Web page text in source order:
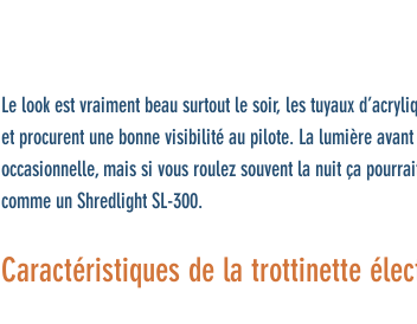
Le look est vraiment beau surtout le soir, les tuyaux
et procurent une bonne visibilité au pilote. La lumière
occasionnelle, mais si vous roulez souvent la nuit ça
comme un Shredlight SL-300.
Caractéristiques de la trottinette